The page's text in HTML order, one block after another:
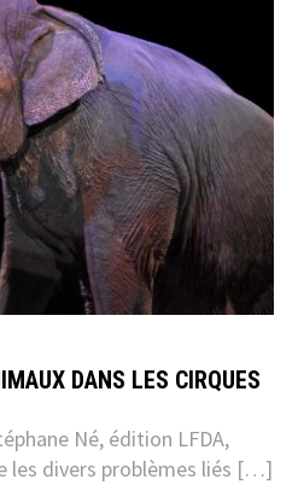
DANS LES CIRQUES
Né, édition LFDA,
les divers problèmes liés […]